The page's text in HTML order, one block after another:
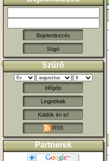
Súgó
Szűrő
Időgép
Legjobbak
Küldök én is!
RSS
Partnerek